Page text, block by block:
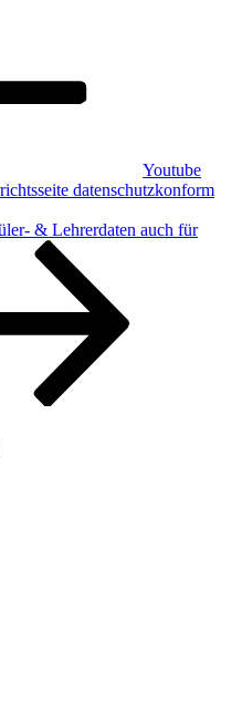
Youtube
datenschutzkonform
& Lehrerdaten auch für